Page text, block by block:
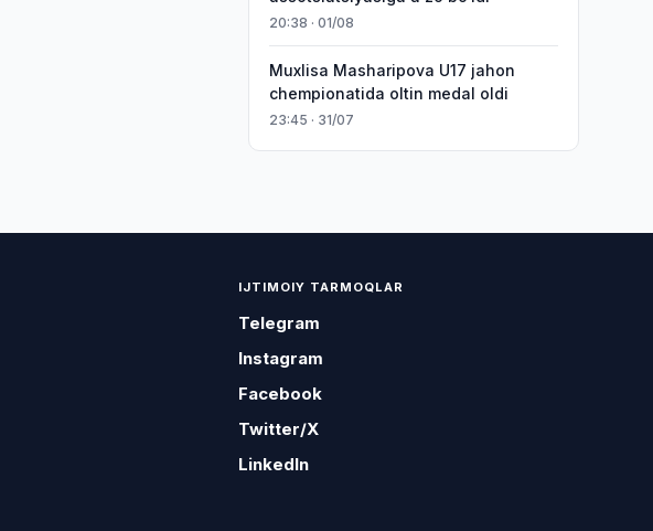
20:38 · 01/08
Muxlisa Masharipova U17 jahon
chempionatida oltin medal oldi
23:45 · 31/07
IJTIMOIY TARMOQLAR
Telegram
Instagram
Facebook
Twitter/X
LinkedIn